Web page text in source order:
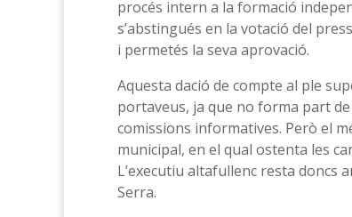
procés intern a la formació
s’abstingués en la votació del
i permetés la seva aprovació.
Aquesta dació de compte al ple
portaveus, ja que no forma part
comissions informatives. Però el
municipal, en el qual ostenta les
L’executiu altafullenc resta doncs
Serra.